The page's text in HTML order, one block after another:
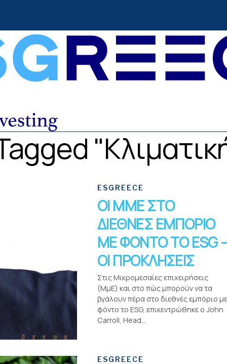
ESGREECE
ΟΙ ΜΜΕ ΣΤΟ
ΔΙΕΘΝΕΣ ΕΜΠΟΡΙΟ
ΜΕ ΦΟΝΤΟ ΤΟ ESG
ΟΙ ΠΡΟΚΛΗΣΕΙΣ
Στις Μικρομεσαίες επιχειρήσεις
(ΜμΕ) και στο πώς μπορούν να τα
βγάλουν πέρα στο διεθνές εμπόριο με
φόντο το ESG, επικεντρώθηκε ο John
Carroll, Head...
ESGREECE